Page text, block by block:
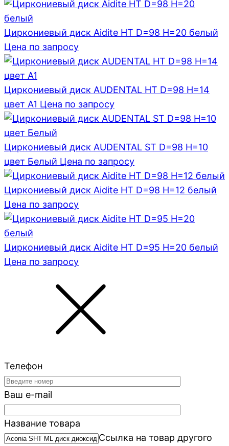
Циркониевый диск Aidite HT D=98 H=20 белый
Цена по запросу
Циркониевый диск AUDENTAL HT D=98 H=14
цвет A1 Цена по запросу
Циркониевый диск AUDENTAL ST D=98 H=10
цвет Белый Цена по запросу
Циркониевый диск Aidite HT D=98 H=12 белый
Цена по запросу
Циркониевый диск Aidite HT D=95 H=20 белый
Цена по запросу
Телефон
Ваш e-mail
Название товара
Ссылка на товар другого